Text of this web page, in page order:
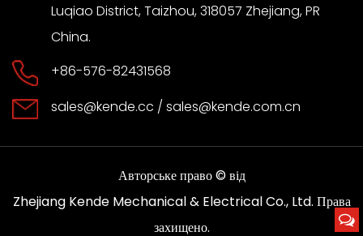
Luqiao District, Taizhou, 318057 Zhejiang, PR
China.
+86-576-82431568
sales@kende.cc / sales@kende.com.cn
Авторське право © від
Zhejiang Kende Mechanical & Electrical Co., Ltd. Права
захищено.